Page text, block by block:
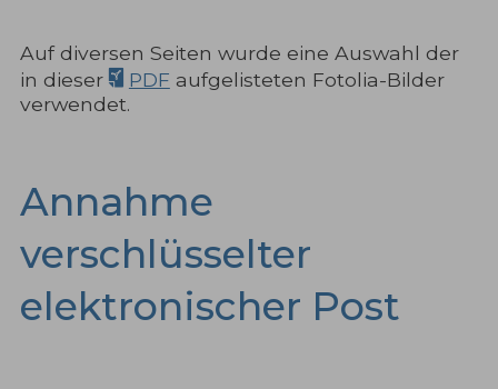
Auf diversen Seiten wurde eine Auswahl der
in dieser
PDF aufgelisteten Fotolia-Bilder
verwendet.
Annahme
verschlüsselter
elektronischer Post